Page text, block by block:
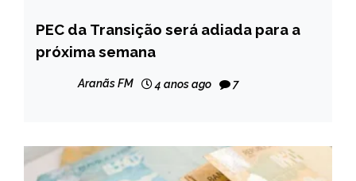
BRASIL
NOTÍCIAS
PEC da Transição será adiada para a
próxima semana
Aranãs FM 4 anos ago 7